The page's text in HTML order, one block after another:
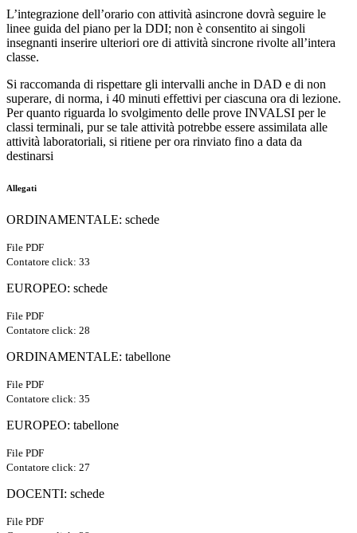
L’integrazione dell’orario con attività asincrone dovrà seguire le
linee guida del piano per la DDI; non è consentito ai singoli
insegnanti inserire ulteriori ore di attività sincrone rivolte all’intera
classe.
Si raccomanda di rispettare gli intervalli anche in DAD e di non
superare, di norma, i 40 minuti effettivi per ciascuna ora di lezione.
Per quanto riguarda lo svolgimento delle prove INVALSI per le
classi terminali, pur se tale attività potrebbe essere assimilata alle
attività laboratoriali, si ritiene per ora rinviato fino a data da
destinarsi
Allegati
ORDINAMENTALE: schede
File PDF
Contatore click: 33
EUROPEO: schede
File PDF
Contatore click: 28
ORDINAMENTALE: tabellone
File PDF
Contatore click: 35
EUROPEO: tabellone
File PDF
Contatore click: 27
DOCENTI: schede
File PDF